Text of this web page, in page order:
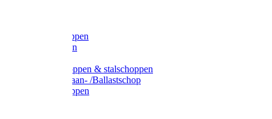
Betonschoppen
Schepbatsen
Ballastschoppen & stalschoppen
Slijtsrip Graan- /Ballastschop
Graanschoppen